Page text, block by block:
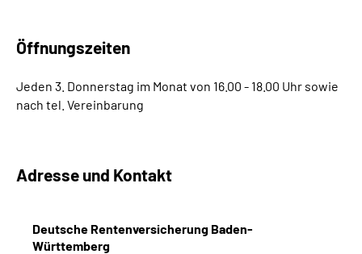
Suche
Leichte Sprache
Öffnungszeiten
Jeden 3. Donnerstag im Monat von 16.00 - 18.00 Uhr sowie
nach tel. Vereinbarung
Adresse und Kontakt
Deutsche Rentenversicherung Baden-
Württemberg